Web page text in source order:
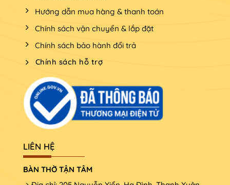
Hướng dẫn mua hàng & thanh toán
Chính sách vận chuyển & lắp đặt
Chính sách bảo hành đổi trả
Chính sách hỗ trợ
LIÊN HỆ
BÀN THỜ TẬN TÂM